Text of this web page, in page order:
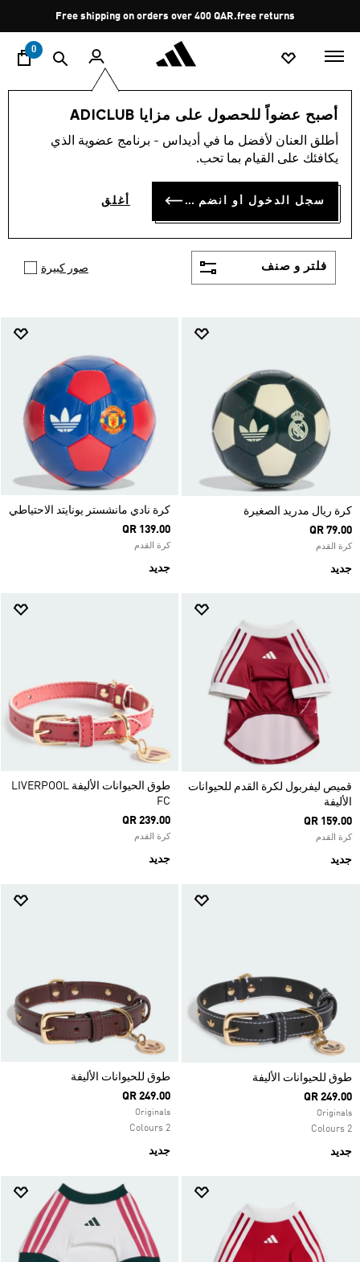
Pause
promotion
rotation
free returns
0
أصبح عضواً للحصول على مزايا ADICLUB
أطلق العنان لأفضل ما في أديداس - برنامج عضوية الذي
يكافئك على القيام بما تحب.
سجل الدخول أو انضم الآن أغلق
Shop By Price
Women's Shoes, Apparel and Accessories Under 300
WOMEN'S SHOES, APPAREL
AND ACCESSORIES UNDER
300
(3079)
فلتر و صنف صور كبيرة
كرة ريال مدريد الصغيرة
QR 79.00
كرة القدم
جديد
كرة نادي مانشستر يونايتد الاحتياطي
QR 139.00
كرة القدم
جديد
قميص ليفربول لكرة القدم للحيوانات
الأليفة
QR 159.00
كرة القدم
جديد
طوق الحيوانات الأليفة LIVERPOOL
FC
QR 239.00
كرة القدم
جديد
طوق للحيوانات الأليفة
QR 249.00
Originals
2 Colours
جديد
طوق للحيوانات الأليفة
QR 249.00
Originals
2 Colours
جديد